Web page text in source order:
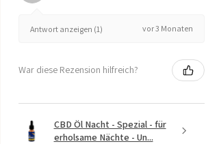
Antwort anzeigen (1) vor 3 Monaten
War diese Rezension hilfreich?
CBD Öl Nacht - Spezial - für
erholsame Nächte - Un...